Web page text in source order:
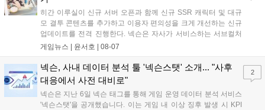
히간 이루실이 신규 서버 오픈과 함께 신규 SSR 캐릭터 및 대규
모 결투 콘텐츠를 추가하고 이용자 편의성을 크게 개선하는 신규
업데이트를 전격 진행한다. 넥슨은 자사가 서비스하는 서브컬처
게임 히간 이루실에 신규 서버 'world3'을 개설하고 신규 캐릭터
이번 업데이트를 통해 어둠 속 서큐버스...
게임뉴스 | 윤서호 08-07
넥슨, 사내 데이터 분석 툴 '넥슨스탯' 소개... "사후
대응에서 사전 대비로"
넥슨은 지난 6일 넥슨 태그를 통해 게임 운영 데이터 분석 서비스
'넥슨스탯'을 공개했습니다. 이는 게임 내 이상 징후 발생 시 KPI
2